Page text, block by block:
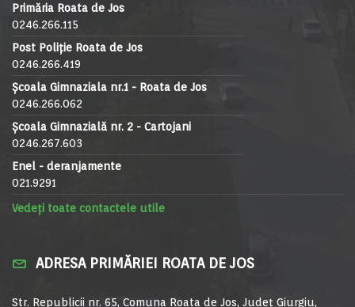
Primăria Roata de Jos
0246.266.115
Post Poliție Roata de Jos
0246.266.419
Școala Gimnaziala nr.1 - Roata de Jos
0246.266.062
Școala Gimnazială nr. 2 - Cartojani
0246.267.603
Enel - deranjamente
021.9291
Vedeți toate contactele utile
ADRESA PRIMĂRIEI ROATA DE JOS
Str. Republicii nr. 65, Comuna Roata de Jos, Județ Giurgiu,